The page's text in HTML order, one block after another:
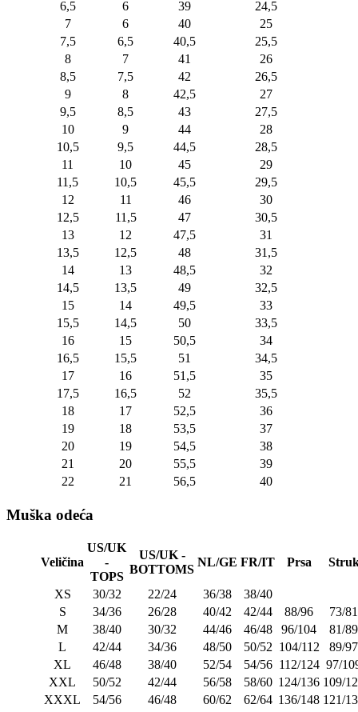
6,5 6 39
24,5
7
6 40
25
7,5
6,5 40,5
25,5
8
7 41
26
8,5
7,5 42
26,5
9
8 42,5
27
9,5
8,5 43
27,5
10
9 44
28
10,5
9,5 44,5
28,5
11
10 45
29
11,5
10,5 45,5
29,5
12
11 46
30
12,5
11,5 47
30,5
13
12 47,5
31
13,5
12,5 48
31,5
14
13 48,5
32
14,5
13,5 49
32,5
15
14 49,5
33
15,5
14,5 50
33,5
16
15 50,5
34
16,5
15,5 51
34,5
17
16 51,5
35
17,5
16,5 52
35,5
18
17 52,5
36
19
18 53,5
37
20
19 54,5
38
21
20 55,5
39
22
21 56,5 40
Muška odeća
Veličina
US/UK
-
TOPS
US/UK -
BOTTOMS
NL/GE FR/IT Prsa
XS 30/32 22/24 36/38
38/40
S
34/36 26/28 40/42 42/44 88/96
73/81
M
38/40 30/32 44/46 46/48 96/104
81/89
L
42/44 34/36 48/50 50/52 104/112
89/97
XL
46/48 38/40 52/54 54/56 112/124 97/
XXL
50/52 42/44 56/58 58/60 124/136 109/
XXXL
54/56 46/48 60/62 62/64 136/148 121/